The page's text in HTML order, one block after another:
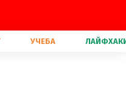
УЧЕБА